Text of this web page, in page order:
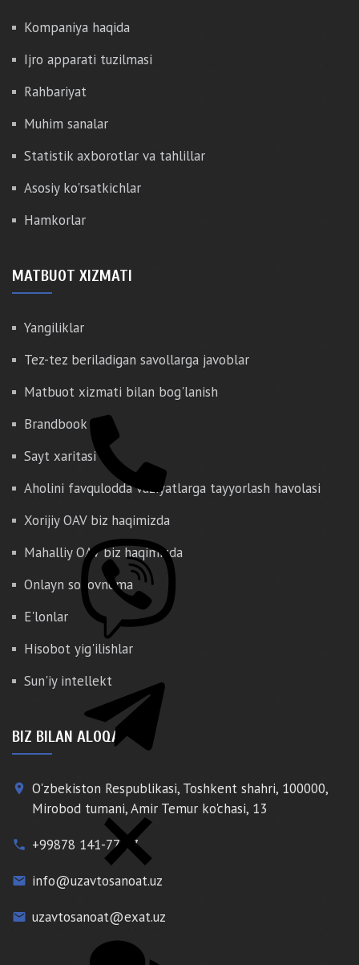
Kompaniya haqida
Ijro apparati tuzilmasi
Rahbariyat
Muhim sanalar
Statistik axborotlar va tahlillar
Asosiy ko'rsatkichlar
Hamkorlar
MATBUOT XIZMATI
Yangiliklar
Tez-tez beriladigan savollarga javoblar
Matbuot xizmati bilan bog'lanish
Brandbook
Sayt xaritasi
Aholini favqulodda vaziyatlarga tayyorlash havolasi
Xorijiy OAV biz haqimizda
Mahalliy OAV biz haqimizda
Onlayn so'rovnoma
E'lonlar
Hisobot yig'ilishlar
Sun'iy intellekt
BIZ BILAN ALOQA
place O'zbekiston Respublikasi, Toshkent shahri, 100000,
Mirobod tumani, Amir Temur ko'chasi, 13
phone +99878 141-77-77
email info@uzavtosanoat.uz
email uzavtosanoat@exat.uz